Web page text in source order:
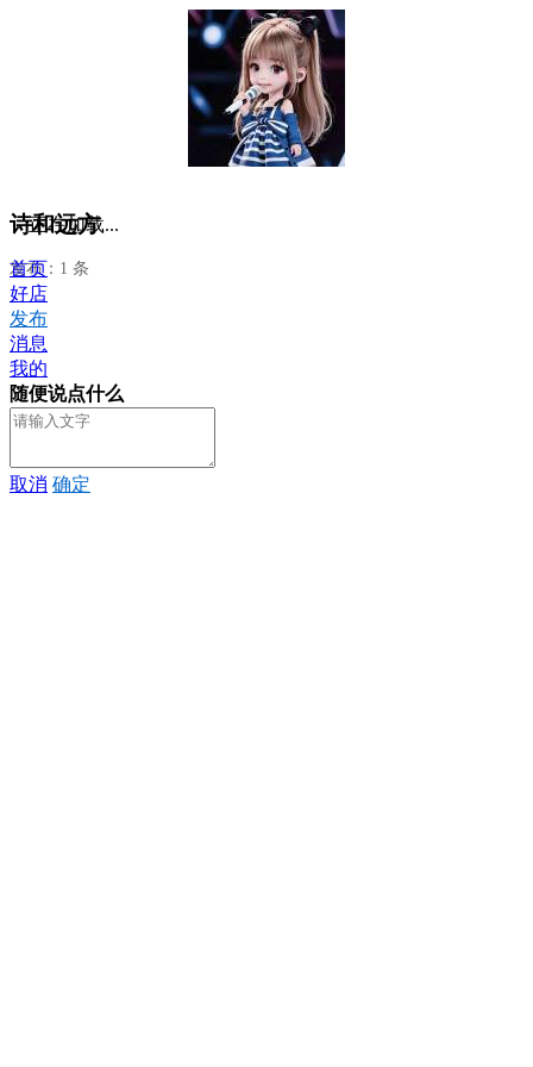
诗和远方
发布：1 条
正在加载...
首页
好店
发布
消息
我的
随便说点什么
取消 确定